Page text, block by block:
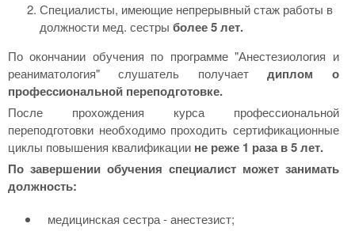
Специалисты, имеющие непрерывный стаж работы в
должности мед. сестры более 5 лет.
По окончании обучения по программе "Анестезиология и
реаниматология" слушатель получаетдиплом о
профессиональной переподготовке.
После прохождения курса профессиональной
переподготовки необходимо проходить сертификационные
циклы повышения квалификации не реже 1 раза в 5 лет.
По завершении обучения специалист может занимать
должность:
медицинская сестра - анестезист;